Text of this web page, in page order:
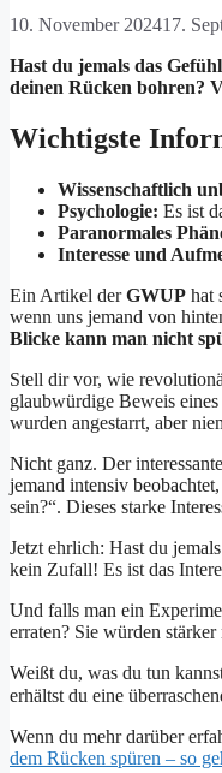
10. November 202417.
Hast du jemals das
deinen Rücken bohren?
Wichtigste
Wissenschaftlich
Psychologie: Es ist
Paranormales
Interesse und
Ein Artikel derGWUP hat
wenn uns jemand von
Blicke kann man nicht
Stell dir vor, wie
glaubwürdige Beweis
wurden angestarrt, aber
Nicht ganz. Der
jemand intensiv
sein?“. Dieses starke
Jetzt ehrlich: Hast du
kein Zufall! Es ist das
Und falls man ein
erraten? Sie würden
Weißt du, was du tun
erhältst du eine
Wenn du mehr darüber
dem Rücken spüren – so